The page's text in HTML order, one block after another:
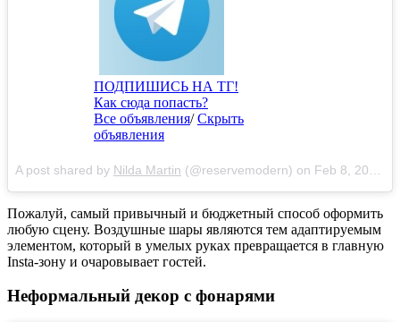
ПОДПИШИСЬ НА ТГ!
Как сюда попасть?
Все объявления/Скрыть
объявления
A post shared by Nilda Martin (@reservemodern) on Feb 8, 2018 at 6:15pm PST
Пожалуй, самый привычный и бюджетный способ оформить
любую сцену. Воздушные шары являются тем адаптируемым
элементом, который в умелых руках превращается в главную
Insta-зону и очаровывает гостей.
Неформальный декор с фонарями